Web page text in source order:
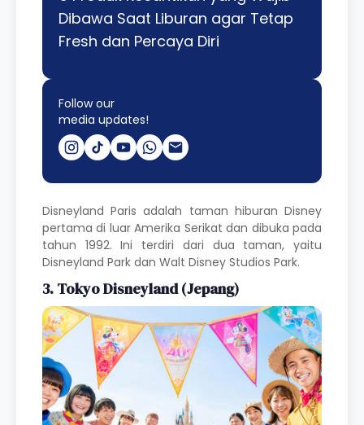
Dibawa Saat Liburan agar Tetap
Fresh dan Percaya Diri
Follow our
media updates!
Disneyland Paris adalah taman hiburan Disney
pertama di luar Amerika Serikat dan dibuka pada
tahun 1992. Ini terdiri dari dua taman, yaitu
Disneyland Park dan Walt Disney Studios Park.
3. Tokyo Disneyland (Jepang)